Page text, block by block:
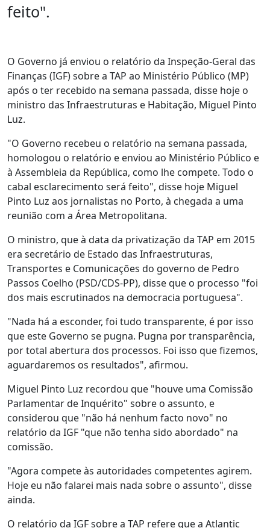
feito".
O Governo já enviou o relatório da Inspeção-Geral das
Finanças (IGF) sobre a TAP ao Ministério Público (MP)
após o ter recebido na semana passada, disse hoje o
ministro das Infraestruturas e Habitação, Miguel Pinto
Luz.
"O Governo recebeu o relatório na semana passada,
homologou o relatório e enviou ao Ministério Público e
à Assembleia da República, como lhe compete. Todo o
cabal esclarecimento será feito", disse hoje Miguel
Pinto Luz aos jornalistas no Porto, à chegada a uma
reunião com a Área Metropolitana.
O ministro, que à data da privatização da TAP em 2015
era secretário de Estado das Infraestruturas,
Transportes e Comunicações do governo de Pedro
Passos Coelho (PSD/CDS-PP), disse que o processo "foi
dos mais escrutinados na democracia portuguesa".
"Nada há a esconder, foi tudo transparente, é por isso
que este Governo se pugna. Pugna por transparência,
por total abertura dos processos. Foi isso que fizemos,
aguardaremos os resultados", afirmou.
Miguel Pinto Luz recordou que "houve uma Comissão
Parlamentar de Inquérito" sobre o assunto, e
considerou que "não há nenhum facto novo" no
relatório da IGF "que não tenha sido abordado" na
comissão.
"Agora compete às autoridades competentes agirem.
Hoje eu não falarei mais nada sobre o assunto", disse
ainda.
O relatório da IGF sobre a TAP refere que a Atlantic